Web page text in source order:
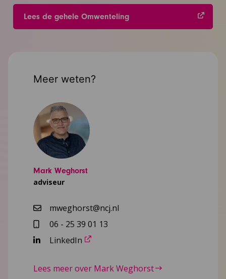
Lees de gehele Omwenteling
Meer weten?
Mark Weghorst
adviseur
mweghorst@ncj.nl
06 - 25 39 01 13
LinkedIn
Lees meer over Mark Weghorst